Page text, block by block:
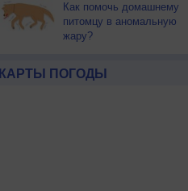
Как помочь домашнему
питомцу в аномальную
жару?
КАРТЫ ПОГОДЫ